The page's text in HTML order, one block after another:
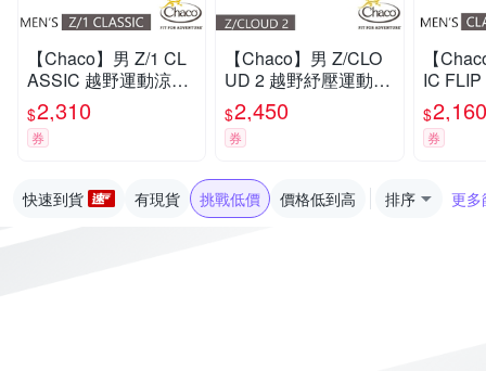
【Chaco】男 Z/1 CL
ASSIC 越野運動涼鞋
(標準款)/戶外拖鞋.海
灘鞋_CH-ZCM01-HL
70 巔峰藍夜
$2,310
券
【Chaco】男 Z/CLO
UD 2 越野紓壓運動涼
鞋(夾腳款).戶外拖鞋.
海灘鞋_CH-ZLM02-H
I34 天際青銅
$2,450
券
【
IC
字拖/
_CH-
舟檸檬
$2,160
券
快速到貨 有現貨 挑戰低價 價格低到高 排序 更多